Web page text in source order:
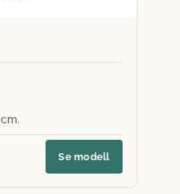
Se modell